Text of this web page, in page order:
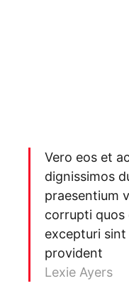
Vero eos et
dignissimos
praesentium
corrupti quos
excepturi
provident
Lexie Ayers